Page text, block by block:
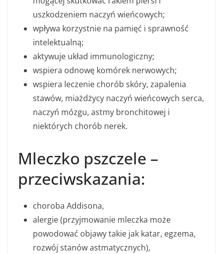
uszkodzeniem naczyń wieńcowych;
wpływa korzystnie na pamięć i sprawność
intelektualną;
aktywuje układ immunologiczny;
wspiera odnowę komórek nerwowych;
wspiera leczenie chorób skóry, zapalenia
stawów, miażdżycy naczyń wieńcowych serca,
naczyń mózgu, astmy bronchitowej i
niektórych chorób nerek.
Mleczko pszczele –
przeciwskazania:
choroba Addisona,
alergie (przyjmowanie mleczka może
powodować objawy takie jak katar, egzema,
rozwój stanów astmatycznych),